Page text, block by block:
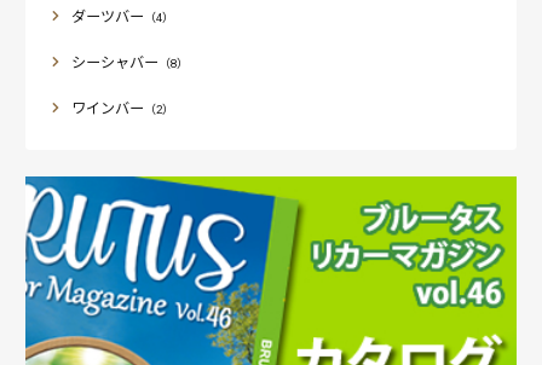
ダーツバー （4）
シーシャバー （8）
ワインバー （2）